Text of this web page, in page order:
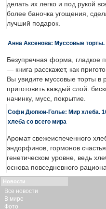
делать их легко и под рукой
более баночка угощения,
лучший подарок.
Анна Аксёнова: Муссовые торты.
Безупречная форма, гладкое
— книга расскажет, как
Вы увидите муссовые торты в
приготовить каждый слой:
начинку, мусс, покрытие.
Софи Дюпюи-Голье: Мир хлеба.
хлеба со всего мира
Аромат свежеиспеченного
эндорфинов, гормонов
генетическом уровне, ведь
основа повседневного
Новости
Все новости
В мире
Фото